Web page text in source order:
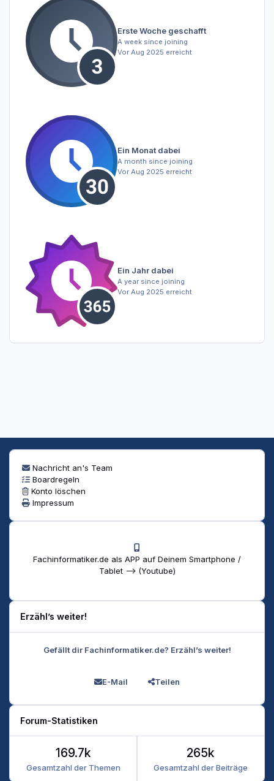
Erste Woche geschafft
A week since joining
Vor Aug 2025 erreicht
Ein Monat dabei
A month since joining
Vor Aug 2025 erreicht
Ein Jahr dabei
A year since joining
Vor Aug 2025 erreicht
Nachricht an's Team
Boardregeln
Konto löschen
Impressum
Fachinformatiker.de als APP auf Deinem Smartphone /
Tablet --> (Youtube)
Erzähl’s weiter!
Gefällt dir Fachinformatiker.de? Erzähl’s weiter!
E-Mail Teilen
Forum-Statistiken
Gesamtzahl der Themen
169.7k
Gesamtzahl der Beiträge
265k